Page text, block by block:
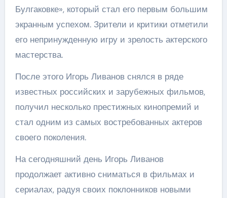
Булгаковке», который стал его первым большим
экранным успехом. Зрители и критики отметили
его непринужденную игру и зрелость актерского
мастерства.
После этого Игорь Ливанов снялся в ряде
известных российских и зарубежных фильмов,
получил несколько престижных кинопремий и
стал одним из самых востребованных актеров
своего поколения.
На сегодняшний день Игорь Ливанов
продолжает активно сниматься в фильмах и
сериалах, радуя своих поклонников новыми